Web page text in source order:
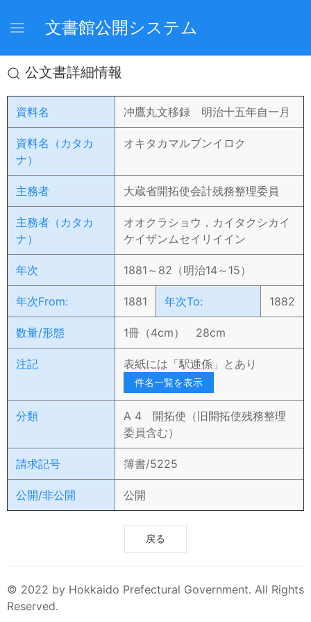
文書館公開システム
公文書詳細情報
資料名 冲鷹丸文移録 明治十五年自一月
資料名（カタカ
ナ）
オキタカマルブンイロク
主務者 大蔵省開拓使会計残務整理委員
主務者（カタカ
ナ）
オオクラショウ，カイタクシカイ
ケイザンムセイリイイン
年次 1881～82（明治14～15）
年次From: 1881 年次To: 1882
数量/形態 1冊（4cm） 28cm
注記 表紙には「駅逓係」とあり
件名一覧を表示
分類
A 4 開拓使（旧開拓使残務整理
委員含む）
請求記号 簿書/5225
公開/非公開 公開
戻る
© 2022 by Hokkaido Prefectural Government. All Rights
Reserved.